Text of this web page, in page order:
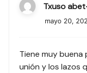
Txuso
mayo 20,
Tiene muy
unión y los lazos